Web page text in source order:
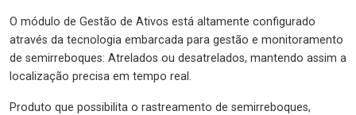
O módulo de Gestão de Ativos está altamente configurado
através da tecnologia embarcada para gestão e monitoramento
de semirreboques: Atrelados ou desatrelados, mantendo assim a
localização precisa em tempo real.
Produto que possibilita o rastreamento de semirreboques,